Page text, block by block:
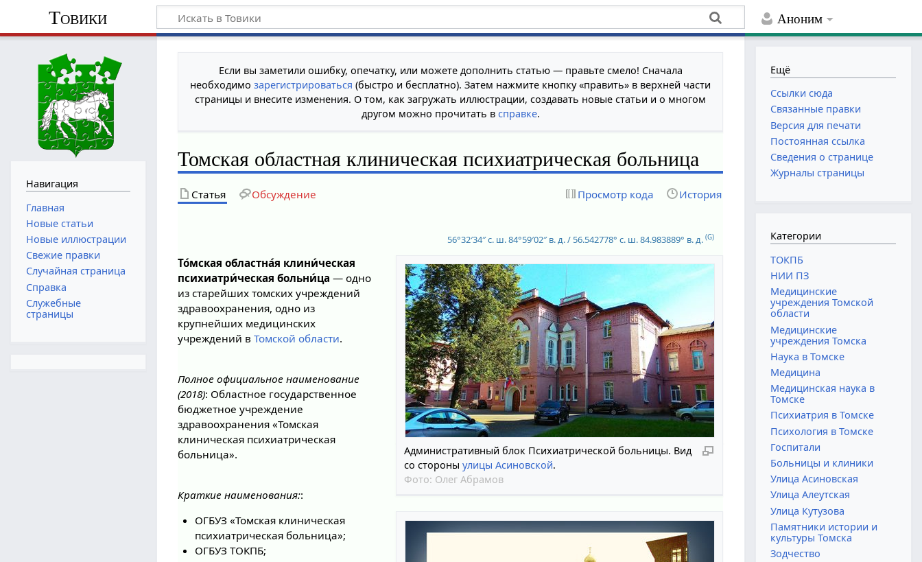
Аноним
Товики
Если вы заметили ошибку, опечатку, или можете дополнить статью — правьте смело! Сначала
необходимозарегистрироваться (быстро и бесплатно). Затем нажмите кнопку «править» в верхней части
страницы и внесите изменения. О том, как загружать иллюстрации, создавать новые статьи и о многом
другом можно прочитать в справке.
Томская областная клиническая психиатрическая больница
Статья Обсуждение Просмотр кода История
56°32′34″ с. ш.84°59′02″ в. д./ 56.542778° с. ш.84.983889° в. д. (G)
Административный блок Психиатрической больницы. Вид
со стороныулицы Асиновской.
Фото: Олег Абрамов
То́мская областна́я клини́ческая
психиатри́ческая больни́ца — одно
из старейших томских учреждений
здравоохранения, одно из
крупнейших медицинских
учреждений вТомской области.
Полное официальное наименование
(2018): Областное государственное
бюджетное учреждение
здравоохранения «Томская
клиническая психиатрическая
больница».
Краткие наименования::
ОГБУЗ «Томская клиническая
психиатрическая больница»;
ОГБУЗ ТОКПБ;
Навигация
Главная
Новые статьи
Новые иллюстрации
Свежие правки
Случайная страница
Справка
Служебные
страницы
Ещё
Ссылки сюда
Связанные правки
Версия для печати
Постоянная ссылка
Сведения о странице
Журналы страницы
Категории
ТОКПБ
НИИ ПЗ
Медицинские
учреждения Томской
области
Медицинские
учреждения Томска
Наука в Томске
Медицина
Медицинская наука в
Томске
Психиатрия в Томске
Психология в Томске
Госпитали
Больницы и клиники
Улица Асиновская
Улица Алеутская
Улица Кутузова
Памятники истории и
культуры Томска
Зодчество